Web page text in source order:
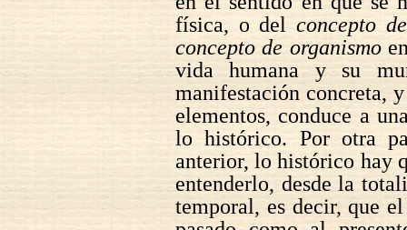
física, o delconcepto
concepto de organismo
vida humana y su
manifestación concreta,
elementos, conduce a
lo histórico. Por otra
anterior, lo histórico hay
entenderlo, desde la
temporal, es decir, que